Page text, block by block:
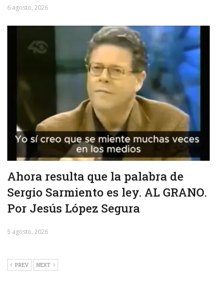
6 agosto, 2026
Ahora resulta que la palabra de
Sergio Sarmiento es ley. AL GRANO.
Por Jesús López Segura
5 agosto, 2026
PREV NEXT